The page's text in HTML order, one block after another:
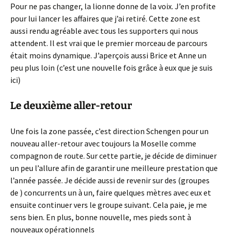
Pour ne pas changer, la lionne donne de la voix. J’en profite
pour lui lancer les affaires que j’ai retiré. Cette zone est
aussi rendu agréable avec tous les supporters qui nous
attendent. Il est vrai que le premier morceau de parcours
était moins dynamique. J’aperçois aussi Brice et Anne un
peu plus loin (c’est une nouvelle fois grâce à eux que je suis
ici)
Le deuxième aller-retour
Une fois la zone passée, c’est direction Schengen pour un
nouveau aller-retour avec toujours la Moselle comme
compagnon de route. Sur cette partie, je décide de diminuer
un peu l’allure afin de garantir une meilleure prestation que
l’année passée. Je décide aussi de revenir sur des (groupes
de ) concurrents un à un, faire quelques mètres avec eux et
ensuite continuer vers le groupe suivant. Cela paie, je me
sens bien. En plus, bonne nouvelle, mes pieds sont à
nouveaux opérationnels